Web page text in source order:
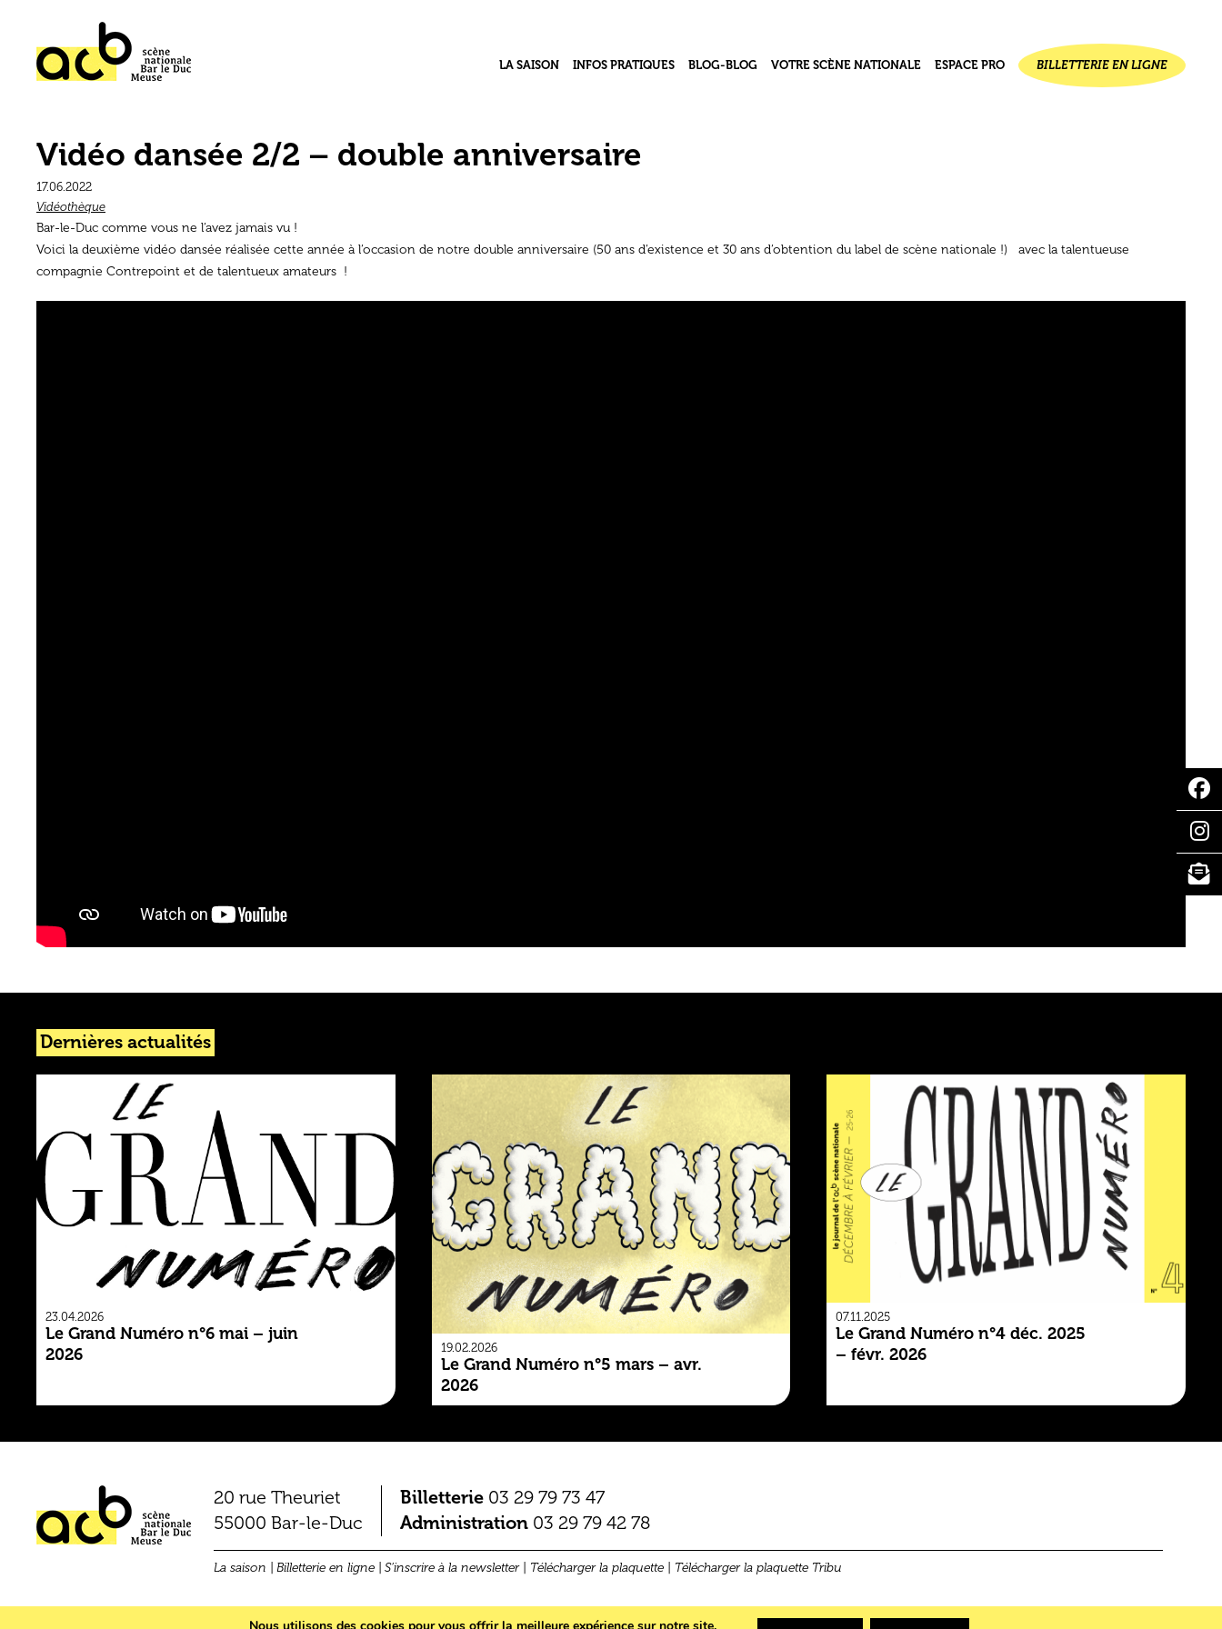
LA SAISON INFOS PRATIQUES BLOG-BLOG VOTRE SCÈNE NATIONALE ESPACE PRO BILLETTERIE EN LIGNE
Vidéo dansée 2/2 – double anniversaire
17.06.2022
Vidéothèque
Bar-le-Duc comme vous ne l’avez jamais vu !
Voici la deuxième vidéo dansée réalisée cette année à l’occasion de notre double anniversaire (50 ans d’existence et 30 ans d’obtention du label de scène nationale !) avec la talentueuse
compagnie Contrepoint et de talentueux amateurs !
Dernières actualités
23.04.2026
Le Grand Numéro n°6 mai – juin
2026
19.02.2026
Le Grand Numéro n°5 mars – avr.
2026
07.11.2025
Le Grand Numéro n°4 déc. 2025
– févr. 2026
20 rue Theuriet
55000 Bar-le-Duc
Billetterie 03 29 79 73 47
Administration 03 29 79 42 78
La saison Billetterie en ligne S’inscrire à la newsletter| Télécharger la plaquette Télécharger la plaquette Tribu